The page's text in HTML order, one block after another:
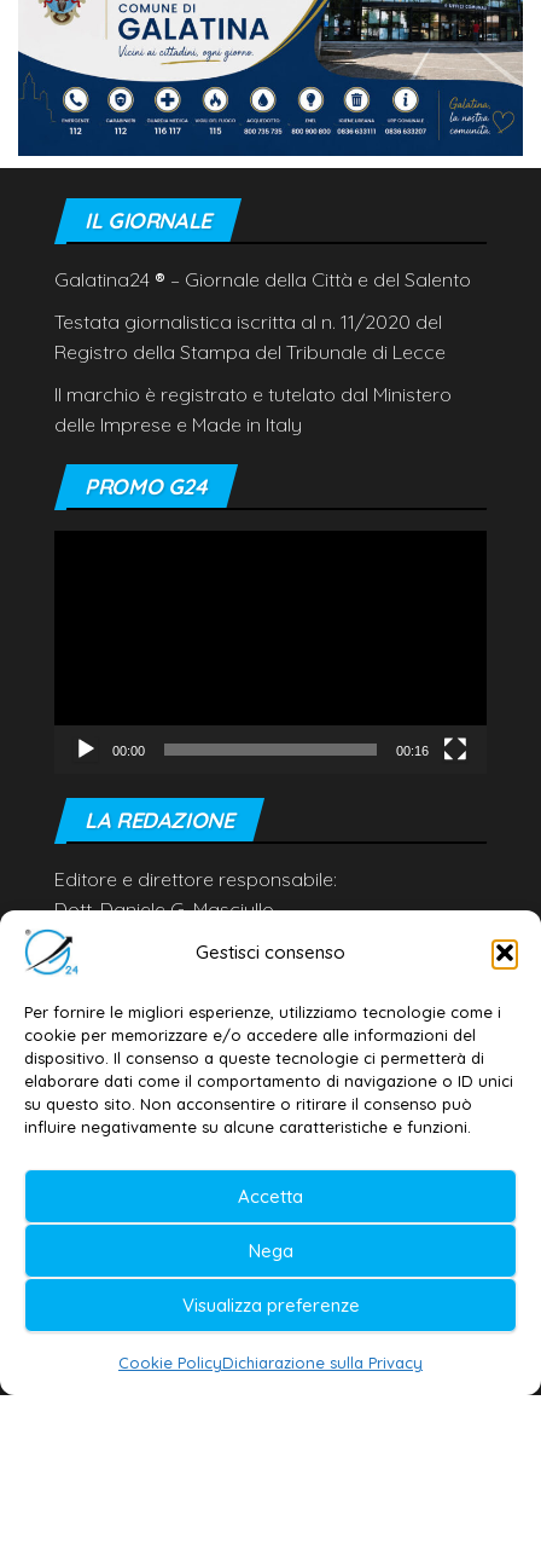
Gestisci consenso
Per fornire le migliori esperienze, utilizziamo tecnologie come i
cookie per memorizzare e/o accedere alle informazioni del
dispositivo. Il consenso a queste tecnologie ci permetterà di
elaborare dati come il comportamento di navigazione o ID unici
su questo sito. Non acconsentire o ritirare il consenso può
influire negativamente su alcune caratteristiche e funzioni.
Accetta
Nega
Visualizza preferenze
Cookie PolicyDichiarazione sulla Privacy
IL GIORNALE
Galatina24 ® – Giornale della Città e del Salento
Testata giornalistica iscritta al n. 11/2020 del
Registro della Stampa del Tribunale di Lecce
Il marchio è registrato e tutelato dal Ministero
delle Imprese e Made in Italy
PROMO G24
00:00 00:16
LA REDAZIONE
Editore e direttore responsabile:
Dott. Daniele G. Masciullo
Email:
redazione@galatina24.it
Privacy policy–Cookie policy
© 2020-2026 | Galatina24 ®
Testata iscritta al n. 11/2020 Registro della
Stampa Tribunale di Lecce
Editore e direttore responsabile:
Daniele G. Masciullo
Galatina24 è marchio registrato dal Ministero
delle Imprese